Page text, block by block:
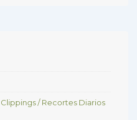
/ Recortes Diarios